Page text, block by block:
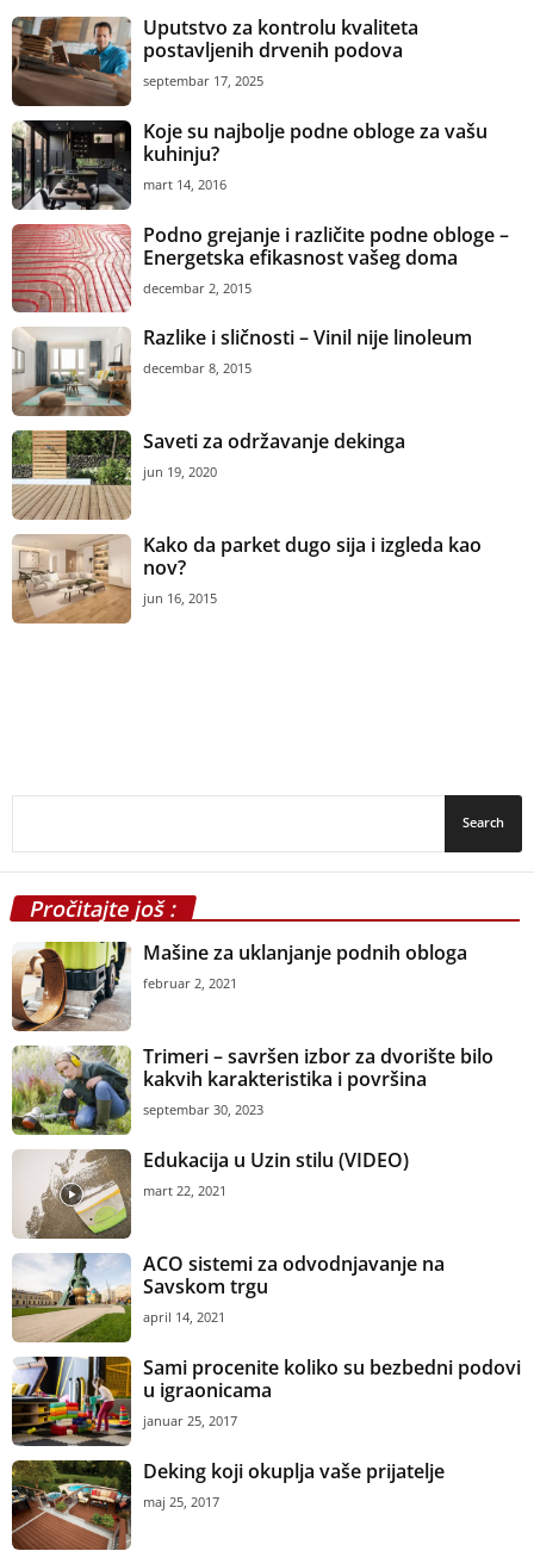
Uputstvo za kontrolu kvaliteta
postavljenih drvenih podova
septembar 17, 2025
Koje su najbolje podne obloge za vašu
kuhinju?
mart 14, 2016
Podno grejanje i različite podne obloge –
Energetska efikasnost vašeg doma
decembar 2, 2015
Razlike i sličnosti – Vinil nije linoleum
decembar 8, 2015
Saveti za održavanje dekinga
jun 19, 2020
Kako da parket dugo sija i izgleda kao
nov?
jun 16, 2015
Pročitajte još :
Mašine za uklanjanje podnih obloga
februar 2, 2021
Trimeri – savršen izbor za dvorište bilo
kakvih karakteristika i površina
septembar 30, 2023
Edukacija u Uzin stilu (VIDEO)
mart 22, 2021
ACO sistemi za odvodnjavanje na
Savskom trgu
april 14, 2021
Sami procenite koliko su bezbedni podovi
u igraonicama
januar 25, 2017
Deking koji okuplja vaše prijatelje
maj 25, 2017